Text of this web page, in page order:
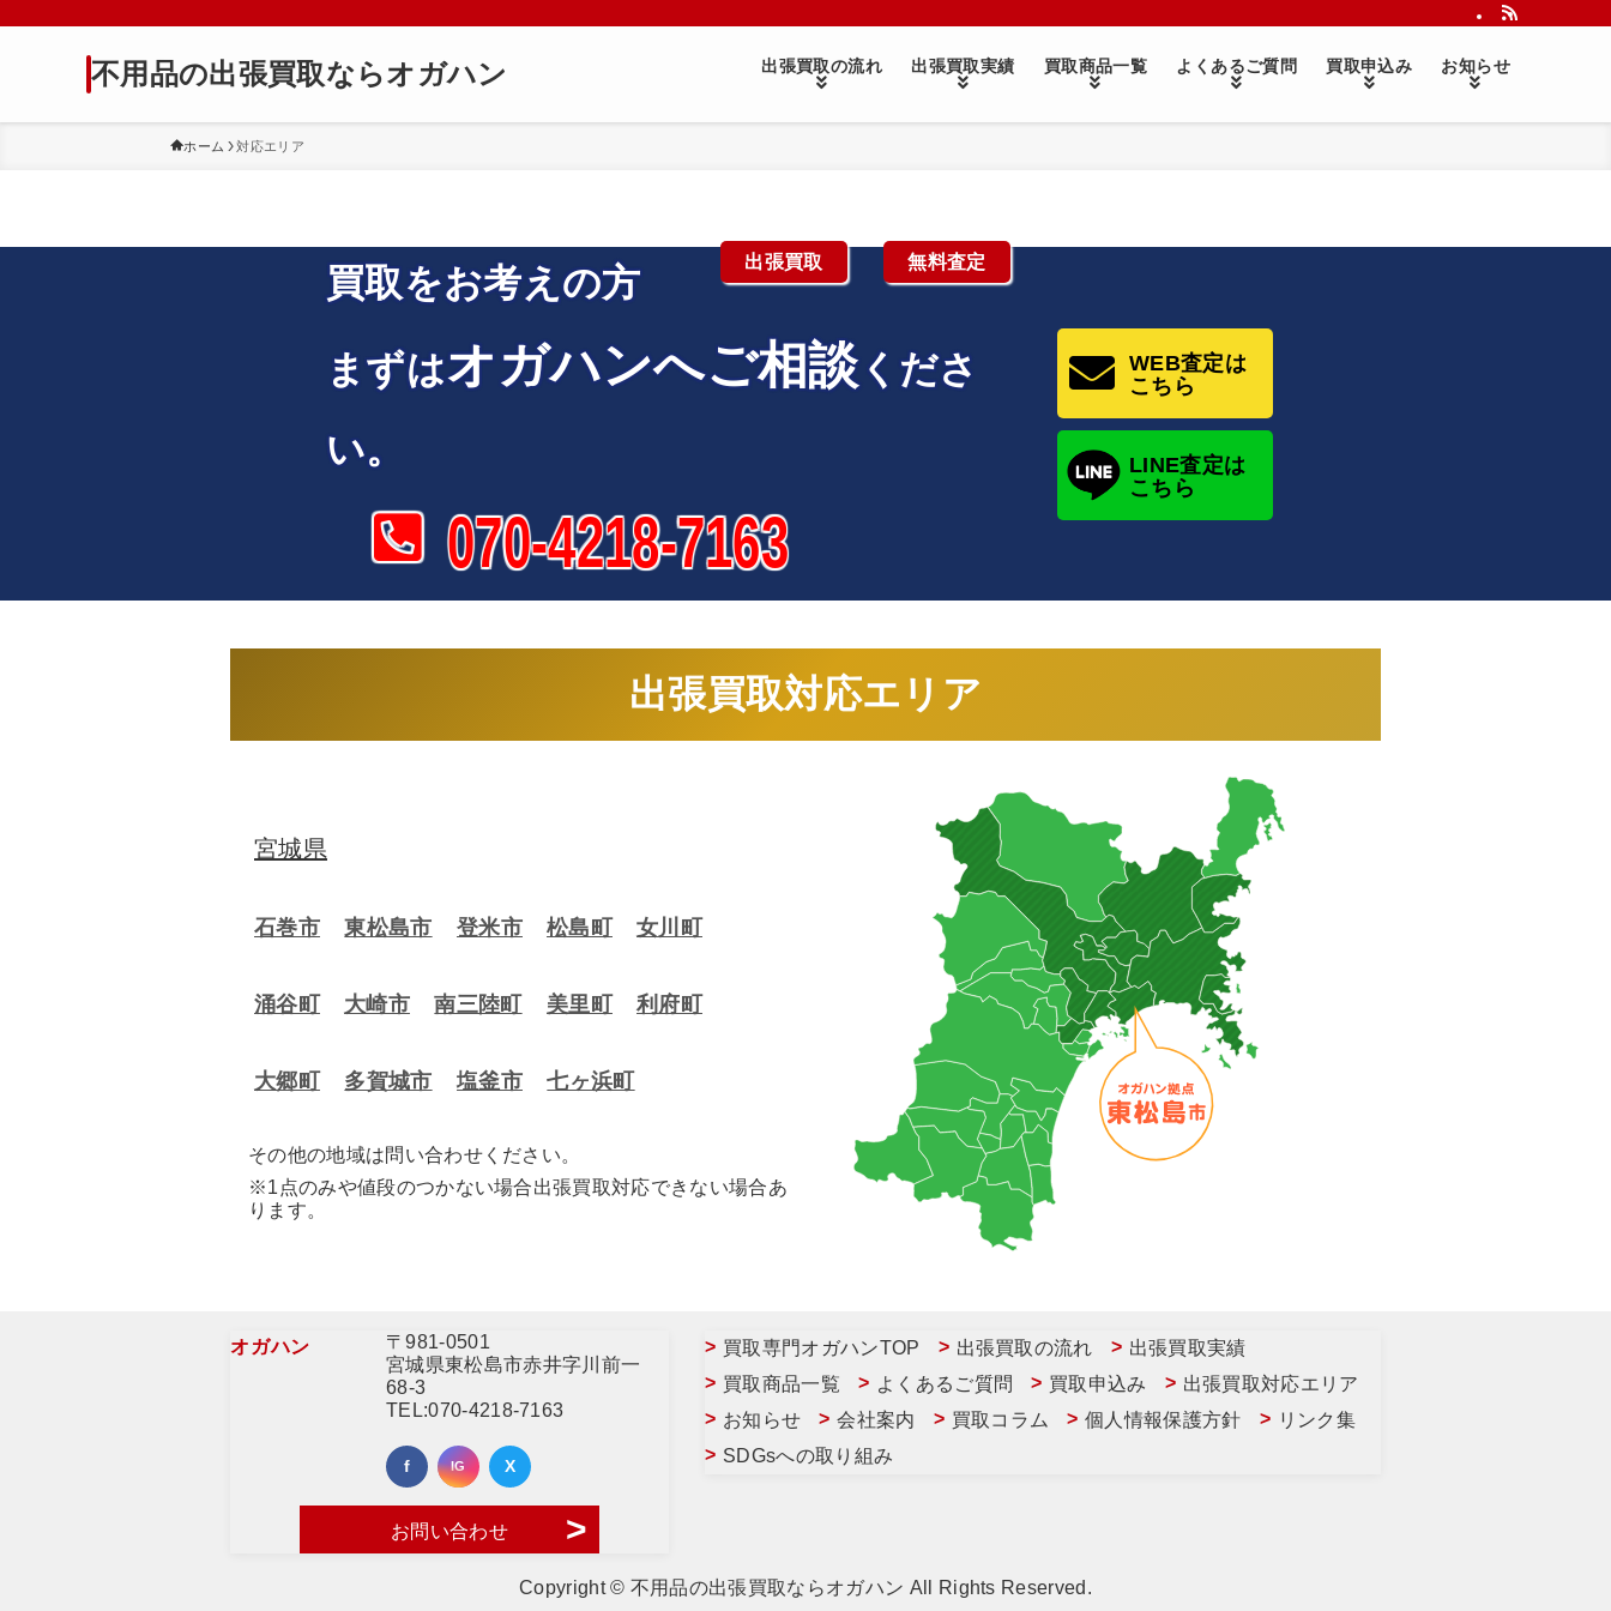
不用品の出張買取ならオガハン 出張買取の流れ 出張買取実績 買取商品一覧 よくあるご質問 買取申込み お知らせ
ホーム 対応エリア
出張買取 無料査定
買取をお考えの方
まずはオガハンへご相談くださ
い。
070-4218-7163
WEB査定は
こちら
LINE査定は
こちら
出張買取対応エリア
宮城県
石巻市 東松島市 登米市 松島町 女川町
涌谷町 大崎市 南三陸町 美里町 利府町
大郷町 多賀城市 塩釜市 七ヶ浜町
その他の地域は問い合わせください。
※1点のみや値段のつかない場合出張買取対応できない場合あ
ります。
オガハン
〒981-0501
宮城県東松島市赤井字川前一
68-3
TEL:070-4218-7163
お問い合わせ
買取専門オガハンTOP 出張買取の流れ
出張買取実績
買取商品一覧
よくあるご質問 買取申込み
出張買取対応エリア
お知らせ
会社案内 買取コラム 個人情報保護方針
リンク集
SDGsへの取り組み
Copyright © 不用品の出張買取ならオガハン All Rights Reserved.